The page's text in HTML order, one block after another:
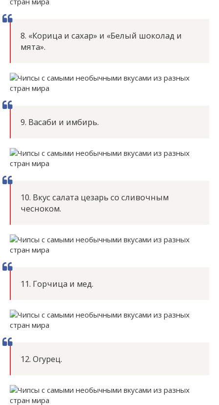
8. «Корица и сахар» и «Белый шоколад и
мята».
9. Васаби и имбирь.
10. Вкус салата цезарь со сливочным
чесноком.
11. Горчица и мед.
12. Огурец.